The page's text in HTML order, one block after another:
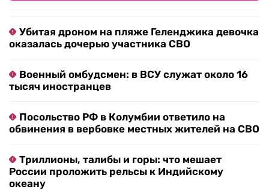
Убитая дроном на пляже Геленджика девочка
оказалась дочерью участника СВО
Военный омбудсмен: в ВСУ служат около 16
тысяч иностранцев
Посольство РФ в Колумбии ответило на
обвинения в вербовке местных жителей на СВО
Триллионы, талибы и горы: что мешает
России проложить рельсы к Индийскому
океану